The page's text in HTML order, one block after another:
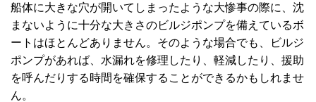
船体に大きな穴が開いてしまったような大惨事の際に、沈
まないように十分な大きさのビルジポンプを備えているボ
ートはほとんどありません。そのような場合でも、ビルジ
ポンプがあれば、水漏れを修理したり、軽減したり、援助
を呼んだりする時間を確保することができるかもしれませ
ん。